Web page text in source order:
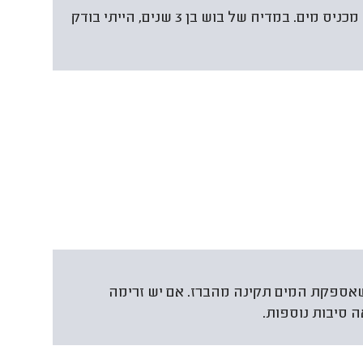
יכולות להיות מספר סיבות לכך שהמדיח לא מכניס מים. במדיח של בוש בן 3 שנים, הייתי בודק
שאספקת המים תקינה מהברז. אם יש זרימה
סיבות נוספות.